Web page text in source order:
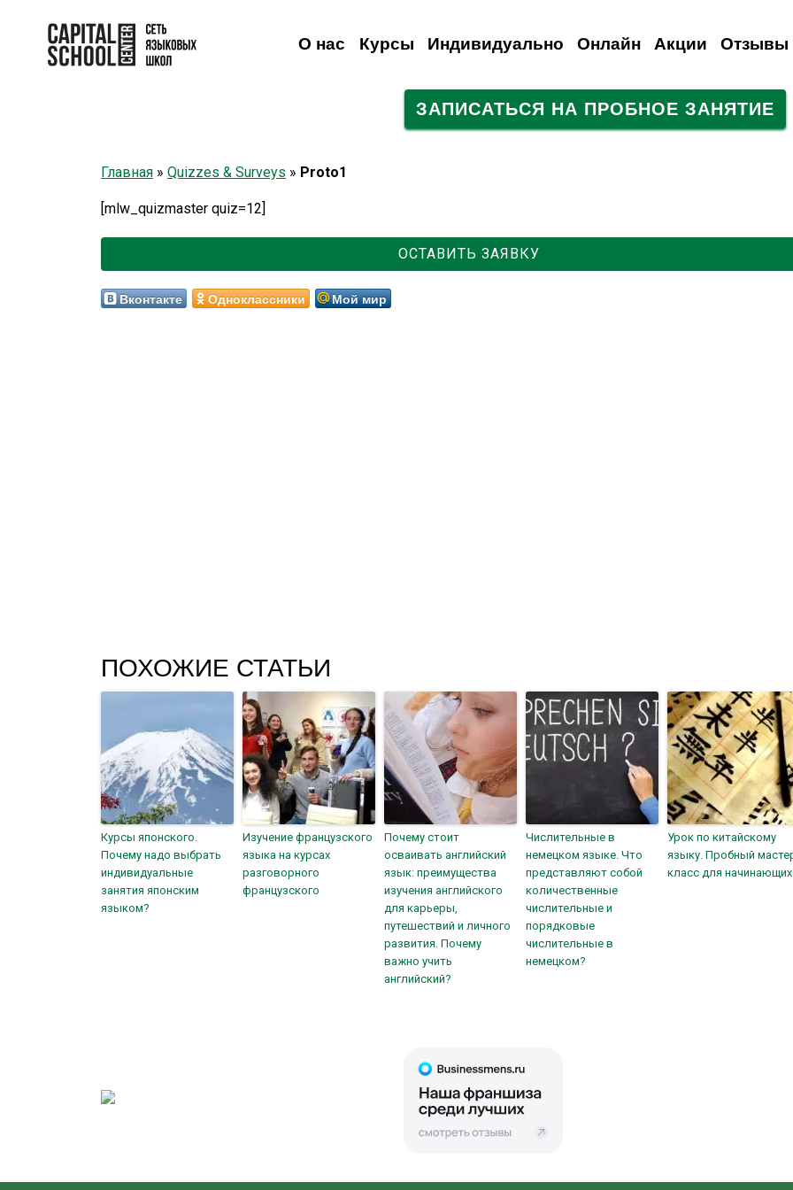
О нас Курсы Индивидуально Онлайн Акции Отзывы
ЗАПИСАТЬСЯ НА ПРОБНОЕ ЗАНЯТИЕ
Главная » Quizzes & Surveys » Proto1
[mlw_quizmaster quiz=12]
ОСТАВИТЬ ЗАЯВКУ
Вконтакте Одноклассники Мой мир
ПОХОЖИЕ СТАТЬИ
Курсы японского.
Почему надо выбрать
индивидуальные
занятия японским
языком?
Изучение французского
языка на курсах
разговорного
французского
Почему стоит
осваивать английский
язык: преимущества
изучения английского
для карьеры,
путешествий и личного
развития. Почему
важно учить
английский?
Числительные в
немецком языке. Что
представляют собой
количественные
числительные и
порядковые
числительные в
немецком?
Урок по китайскому
языку. Пробный
класс для начинающих